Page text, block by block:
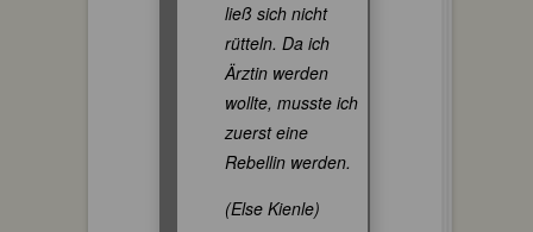
ließ sich nicht
rütteln. Da ich
Ärztin werden
wollte, musste ich
zuerst eine
Rebellin werden.
(Else Kienle)